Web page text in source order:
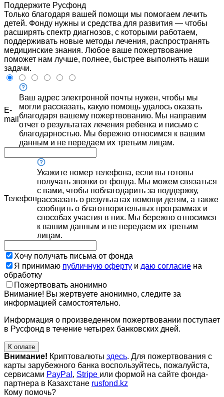
Поддержите Русфонд
Только благодаря вашей помощи мы помогаем лечить
детей. Фонду нужны и средства для развития — чтобы
расширять спектр диагнозов, с которыми работаем,
поддерживать новые методы лечения, распространять
медицинские знания. Любое ваше пожертвование
поможет нам лучше, полнее, быстрее выполнять наши
задачи.
E-
mail
Ваш адрес электронной почты нужен, чтобы мы
могли рассказать, какую помощь удалось оказать
благодаря вашему пожертвованию. Мы направим
отчет о результатах лечения ребенка и письмо с
благодарностью. Мы бережно относимся к вашим
данным и не передаем их третьим лицам.
Телефон
Укажите номер телефона, если вы готовы
получать звонки от фонда. Мы можем связаться
с вами, чтобы поблагодарить за поддержку,
рассказать о результатах помощи детям, а также
сообщить о благотворительных программах и
способах участия в них. Мы бережно относимся
к вашим данным и не передаем их третьим
лицам.
Хочу получать письма от фонда
Я принимаю публичную оферту и даю согласие на
обработку
Пожертвовать анонимно
Внимание! Вы жертвуете анонимно, следите за
информацией самостоятельно.
Информация о произведенном пожертвовании поступает
в Русфонд в течение четырех банковских дней.
К оплате
Внимание! Криптовалюты здесь. Для пожертвования с
карты зарубежного банка воспользуйтесь, пожалуйста,
сервисами PayPal , Stripe или формой на сайте фонда-
партнера в Казахстане rusfond.kz
Кому помочь?